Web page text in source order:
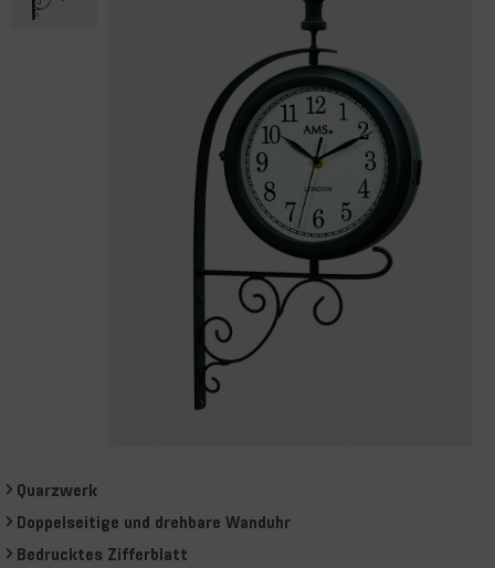
Quarzwerk
Doppelseitige und drehbare Wanduhr
Bedrucktes Zifferblatt